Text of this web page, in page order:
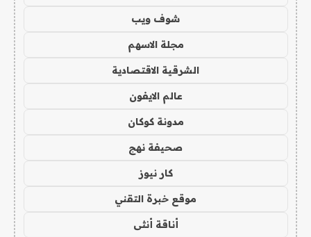
شوف ويب
مجلة الاسهم
الشرقية الاقتصادية
عالم الايفون
مدونة كوكان
صحيفة نهج
كار نيوز
موقع خبرة التقني
أناقة أنثى